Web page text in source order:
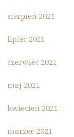
sierpień 2021
lipiec 2021
czerwiec 2021
maj 2021
kwiecień 2021
marzec 2021